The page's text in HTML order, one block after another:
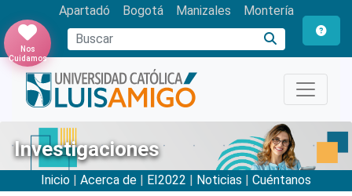
Apartadó Bogotá Manizales Montería
Buscar
Nos
Cuidamos
Investigaciones
Inicio | Acerca de | EI2022 | Noticias | Cuéntanos